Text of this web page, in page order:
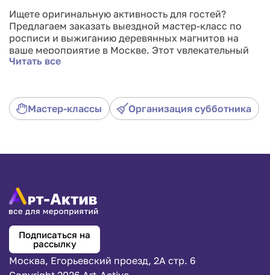
Ищете оригинальную активность для гостей?
Предлагаем заказать выездной мастер-класс по
росписи и выжиганию деревянных магнитов на
ваше мероприятие в Москве. Этот увлекательный
творческий формат идеально впишется в
Мы предоставляем все необходимые материалы и
профессиональное оборудование в аренду.
уникальный сувенир своими руками. Подарите
Читать все
Мастер-классы Организация субботника
Подписаться на
рассылку
Москва, Егорьевский проезд, 2А стр. 6